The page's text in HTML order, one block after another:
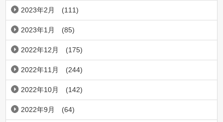
2023年2月 (111)
2023年1月 (85)
2022年12月 (175)
2022年11月 (244)
2022年10月 (142)
2022年9月 (64)